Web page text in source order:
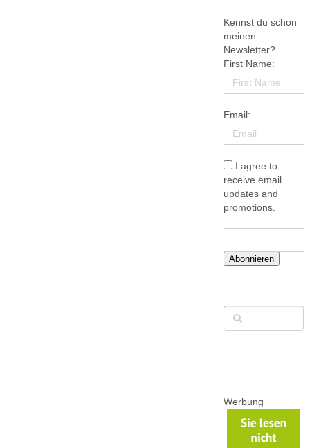
Kennst du schon
meinen
Newsletter?
First Name:
Email:
I agree to
receive email
updates and
promotions.
Abonnieren
Werbung